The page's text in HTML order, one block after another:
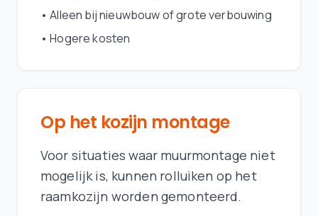
•Alleen bij nieuwbouw of grote verbouwing
•Hogere kosten
Op het kozijn montage
Voor situaties waar muurmontage niet
mogelijk is, kunnen rolluiken op het
raamkozijn worden gemonteerd.